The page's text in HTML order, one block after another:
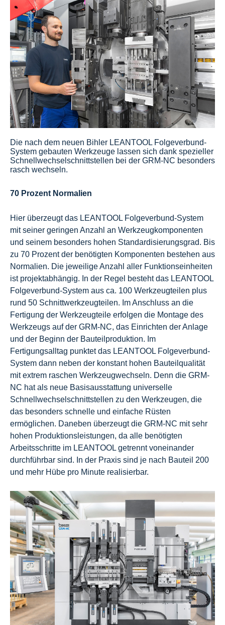
Die nach dem neuen Bihler LEANTOOL Folgeverbund-
System gebauten Werkzeuge lassen sich dank spezieller
Schnellwechselschnittstellen bei der GRM-NC besonders
rasch wechseln.
70 Prozent Normalien
Hier überzeugt das LEANTOOL Folgeverbund-System
mit seiner geringen Anzahl an Werkzeugkomponenten
und seinem besonders hohen Standardisierungsgrad. Bis
zu 70 Prozent der benötigten Komponenten bestehen aus
Normalien. Die jeweilige Anzahl aller Funktionseinheiten
ist projektabhängig. In der Regel besteht das LEANTOOL
Folgeverbund-System aus ca. 100 Werkzeugteilen plus
rund 50 Schnittwerkzeugteilen. Im Anschluss an die
Fertigung der Werkzeugteile erfolgen die Montage des
Werkzeugs auf der GRM-NC, das Einrichten der Anlage
und der Beginn der Bauteilproduktion. Im
Fertigungsalltag punktet das LEANTOOL Folgeverbund-
System dann neben der konstant hohen Bauteilqualität
mit extrem raschen Werkzeugwechseln. Denn die GRM-
NC hat als neue Basisausstattung universelle
Schnellwechselschnittstellen zu den Werkzeugen, die
das besonders schnelle und einfache Rüsten
ermöglichen. Daneben überzeugt die GRM-NC mit sehr
hohen Produktionsleistungen, da alle benötigten
Arbeitsschritte im LEANTOOL getrennt voneinander
durchführbar sind. In der Praxis sind je nach Bauteil 200
und mehr Hübe pro Minute realisierbar.